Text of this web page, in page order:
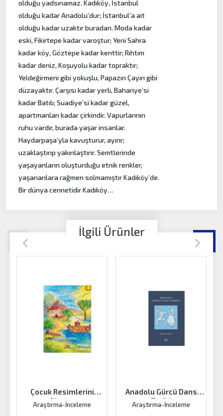
olduğu yadsınamaz. Kadıköy, İstanbul
olduğu kadar Anadolu’dur; İstanbul’a ait
olduğu kadar uzaktır buradan. Moda kadar
eski, Fikirtepe kadar varoştur; Yeni Sahra
kadar köy, Göztepe kadar kenttir; Rıhtım
kadar deniz, Koşuyolu kadar topraktır;
Yeldeğirmeni gibi yokuşlu, Papazın Çayırı gibi
düzayaktır. Çarşısı kadar yerli, Bahariye’si
kadar Batılı; Suadiye’si kadar güzel,
apartmanları kadar çirkindir. Vapurlarının
ruhu vardır, burada yaşar insanlar.
Haydarpaşa’yla kavuşturur, ayırır;
uzaklaştırıp yakınlaştırır. Semtlerinde
yaşayanların oluşturduğu etnik renkler,
yaşananlara rağmen solmamıştır Kadıköy’de.
Bir dünya cennetidir Kadıköy…
İlgili Ürünler
Çocuk Resimlerini
Okuma
Araştırma-İnceleme
Anadolu Gürcü Dans
Tarihi
Araştırma-İnceleme